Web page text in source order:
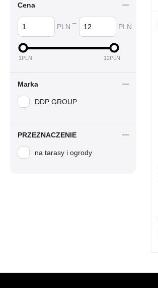
Cena
PLN – PLN
1 PLN 12PLN
Marka
DDP GROUP
PRZEZNACZENIE
na tarasy i ogrody